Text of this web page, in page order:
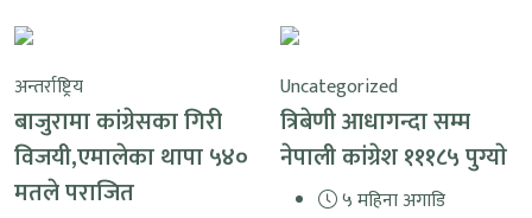
अन्तर्राष्ट्रिय
बाजुरामा कांग्रेसका गिरी
विजयी,एमालेका थापा ५४०
मतले पराजित
Uncategorized
त्रिबेणी आधागन्दा सम्म
नेपाली कांग्रेश १११८५ पुग्याे
५ महिना अगाडि